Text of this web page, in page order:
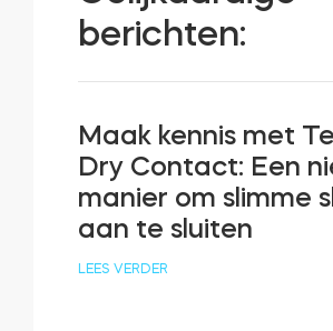
berichten:
Maak kennis met
Dry Contact: Een
manier om slimme
aan te sluiten
LEES VERDER